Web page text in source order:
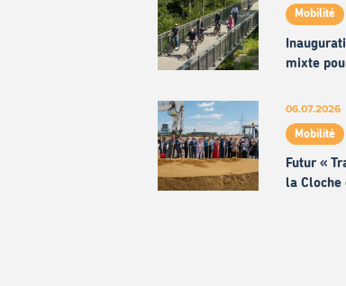
Mobilité
mixte
06.07.2026
Mobilité
Futur «
la Cloche